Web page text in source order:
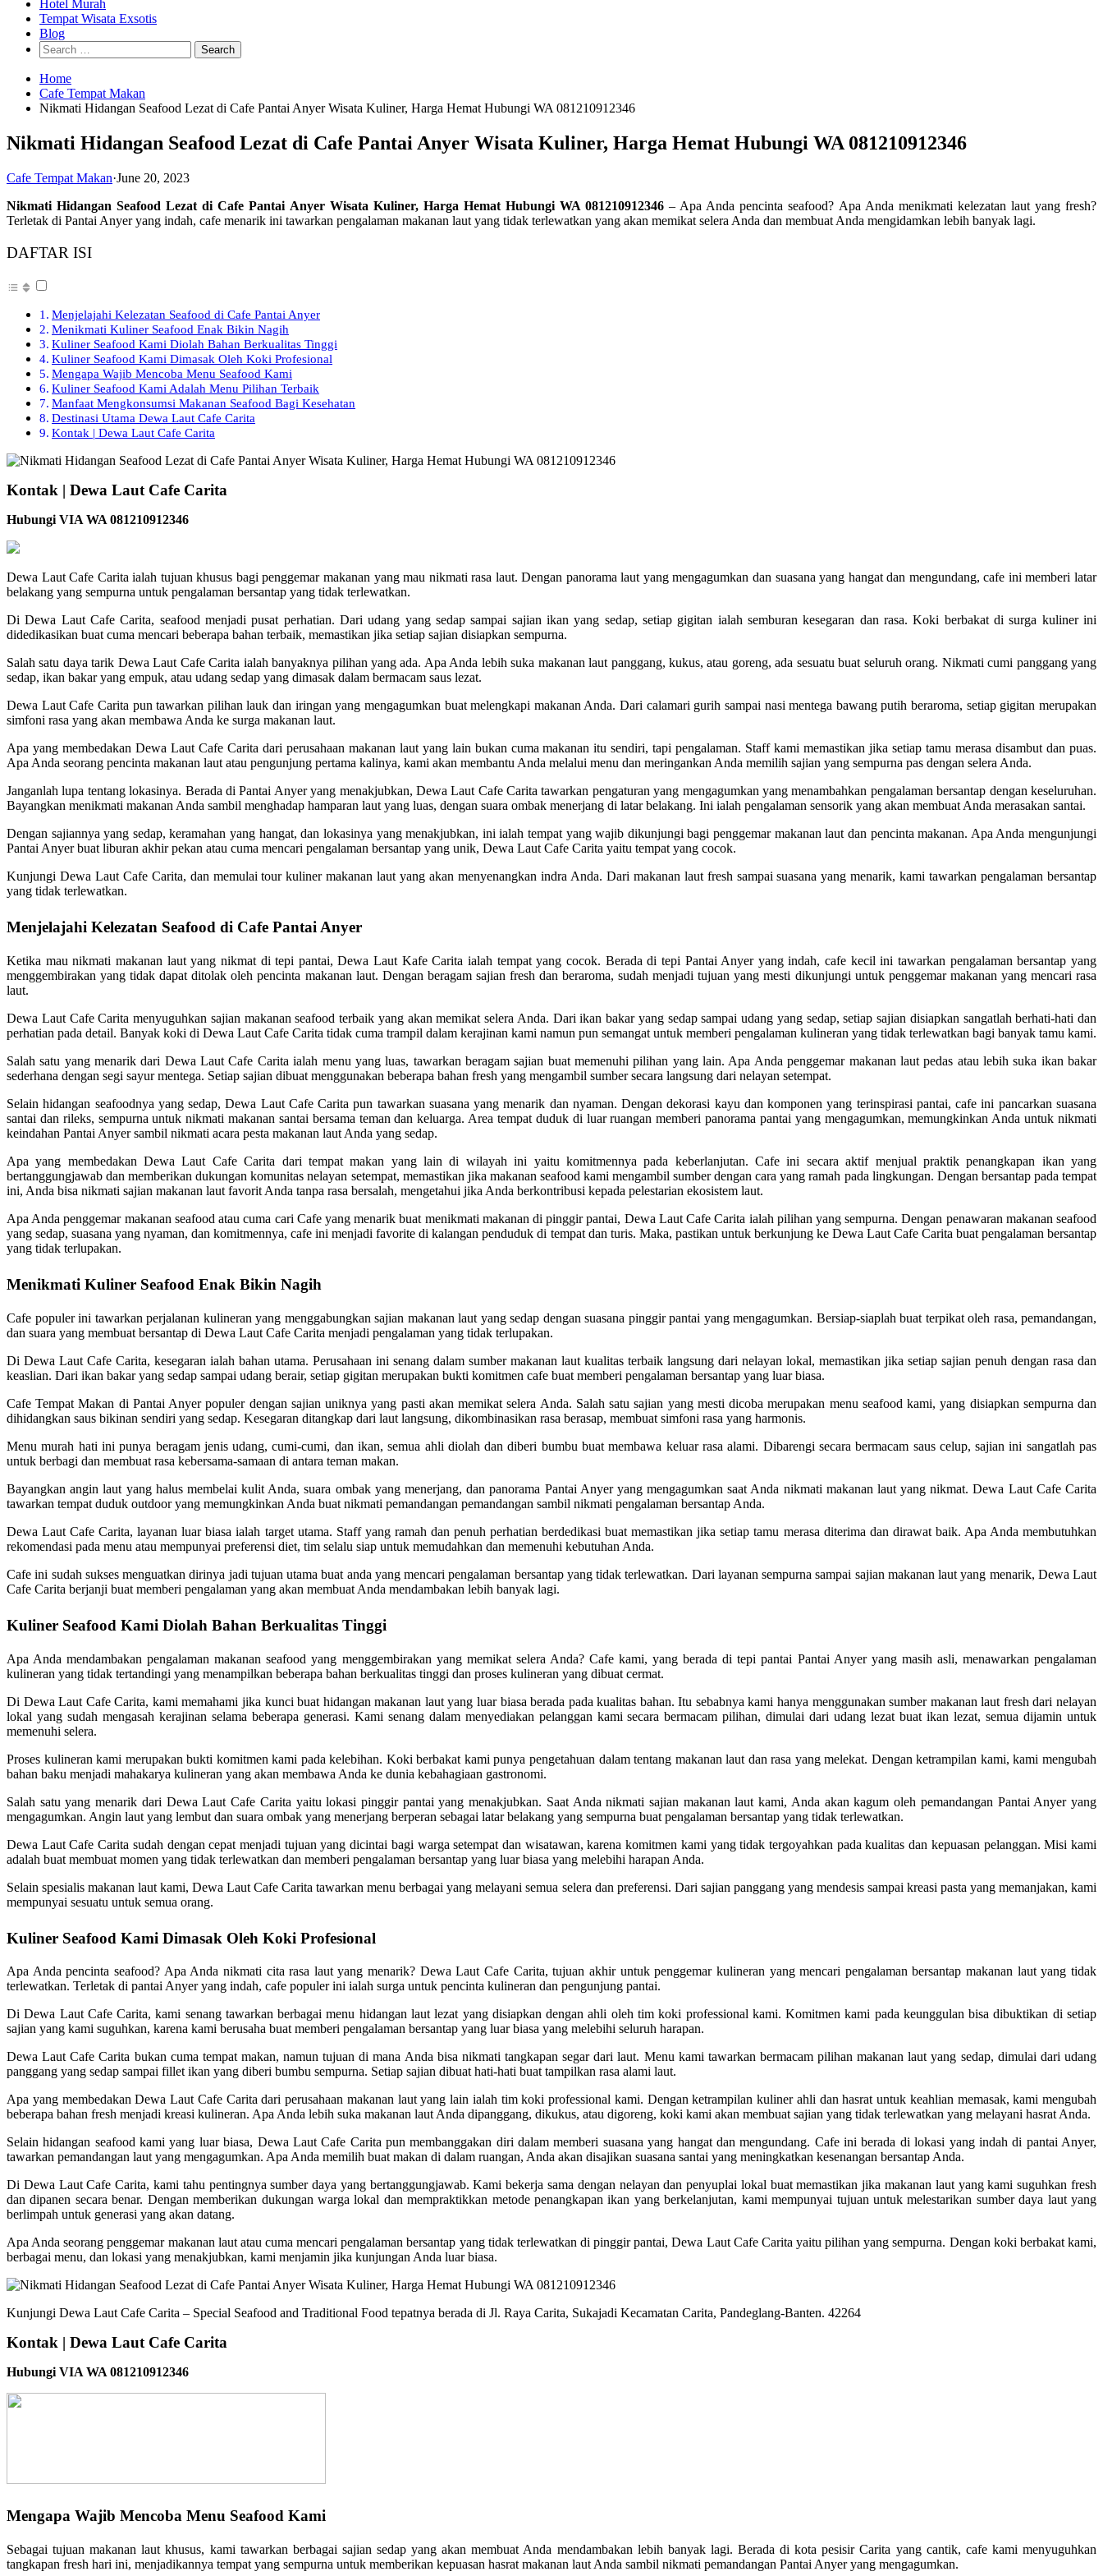
Hotel Murah
Tempat Wisata Exsotis
Blog
Search
for:
Home
Cafe Tempat Makan
Nikmati Hidangan Seafood Lezat di Cafe Pantai Anyer Wisata Kuliner, Harga Hemat Hubungi WA 081210912346
Nikmati Hidangan Seafood Lezat di Cafe Pantai Anyer Wisata Kuliner, Harga Hemat Hubungi WA 081210912346
Cafe Tempat Makan·June 20, 2023
Nikmati Hidangan Seafood Lezat di Cafe Pantai Anyer Wisata Kuliner, Harga Hemat Hubungi WA 081210912346 – Apa Anda pencinta seafood? Apa Anda menikmati kelezatan laut yang fresh?
Terletak di Pantai Anyer yang indah, cafe menarik ini tawarkan pengalaman makanan laut yang tidak terlewatkan yang akan memikat selera Anda dan membuat Anda mengidamkan lebih banyak lagi.
DAFTAR ISI
Menjelajahi Kelezatan Seafood di Cafe Pantai Anyer
Menikmati Kuliner Seafood Enak Bikin Nagih
Kuliner Seafood Kami Diolah Bahan Berkualitas Tinggi
Kuliner Seafood Kami Dimasak Oleh Koki Profesional
Mengapa Wajib Mencoba Menu Seafood Kami
Kuliner Seafood Kami Adalah Menu Pilihan Terbaik
Manfaat Mengkonsumsi Makanan Seafood Bagi Kesehatan
Destinasi Utama Dewa Laut Cafe Carita
Kontak | Dewa Laut Cafe Carita
Kontak | Dewa Laut Cafe Carita
Hubungi VIA WA 081210912346
Dewa Laut Cafe Carita ialah tujuan khusus bagi penggemar makanan yang mau nikmati rasa laut. Dengan panorama laut yang mengagumkan dan suasana yang hangat dan mengundang, cafe ini memberi latar
belakang yang sempurna untuk pengalaman bersantap yang tidak terlewatkan.
Di Dewa Laut Cafe Carita, seafood menjadi pusat perhatian. Dari udang yang sedap sampai sajian ikan yang sedap, setiap gigitan ialah semburan kesegaran dan rasa. Koki berbakat di surga kuliner ini
didedikasikan buat cuma mencari beberapa bahan terbaik, memastikan jika setiap sajian disiapkan sempurna.
Salah satu daya tarik Dewa Laut Cafe Carita ialah banyaknya pilihan yang ada. Apa Anda lebih suka makanan laut panggang, kukus, atau goreng, ada sesuatu buat seluruh orang. Nikmati cumi panggang yang
sedap, ikan bakar yang empuk, atau udang sedap yang dimasak dalam bermacam saus lezat.
Dewa Laut Cafe Carita pun tawarkan pilihan lauk dan iringan yang mengagumkan buat melengkapi makanan Anda. Dari calamari gurih sampai nasi mentega bawang putih beraroma, setiap gigitan merupakan
simfoni rasa yang akan membawa Anda ke surga makanan laut.
Apa yang membedakan Dewa Laut Cafe Carita dari perusahaan makanan laut yang lain bukan cuma makanan itu sendiri, tapi pengalaman. Staff kami memastikan jika setiap tamu merasa disambut dan puas.
Apa Anda seorang pencinta makanan laut atau pengunjung pertama kalinya, kami akan membantu Anda melalui menu dan meringankan Anda memilih sajian yang sempurna pas dengan selera Anda.
Janganlah lupa tentang lokasinya. Berada di Pantai Anyer yang menakjubkan, Dewa Laut Cafe Carita tawarkan pengaturan yang mengagumkan yang menambahkan pengalaman bersantap dengan keseluruhan.
Bayangkan menikmati makanan Anda sambil menghadap hamparan laut yang luas, dengan suara ombak menerjang di latar belakang. Ini ialah pengalaman sensorik yang akan membuat Anda merasakan santai.
Dengan sajiannya yang sedap, keramahan yang hangat, dan lokasinya yang menakjubkan, ini ialah tempat yang wajib dikunjungi bagi penggemar makanan laut dan pencinta makanan. Apa Anda mengunjungi
Pantai Anyer buat liburan akhir pekan atau cuma mencari pengalaman bersantap yang unik, Dewa Laut Cafe Carita yaitu tempat yang cocok.
Kunjungi Dewa Laut Cafe Carita, dan memulai tour kuliner makanan laut yang akan menyenangkan indra Anda. Dari makanan laut fresh sampai suasana yang menarik, kami tawarkan pengalaman bersantap
yang tidak terlewatkan.
Menjelajahi Kelezatan Seafood di Cafe Pantai Anyer
Ketika mau nikmati makanan laut yang nikmat di tepi pantai, Dewa Laut Kafe Carita ialah tempat yang cocok. Berada di tepi Pantai Anyer yang indah, cafe kecil ini tawarkan pengalaman bersantap yang
menggembirakan yang tidak dapat ditolak oleh pencinta makanan laut. Dengan beragam sajian fresh dan beraroma, sudah menjadi tujuan yang mesti dikunjungi untuk penggemar makanan yang mencari rasa
laut.
Dewa Laut Cafe Carita menyuguhkan sajian makanan seafood terbaik yang akan memikat selera Anda. Dari ikan bakar yang sedap sampai udang yang sedap, setiap sajian disiapkan sangatlah berhati-hati dan
perhatian pada detail. Banyak koki di Dewa Laut Cafe Carita tidak cuma trampil dalam kerajinan kami namun pun semangat untuk memberi pengalaman kulineran yang tidak terlewatkan bagi banyak tamu kami.
Salah satu yang menarik dari Dewa Laut Cafe Carita ialah menu yang luas, tawarkan beragam sajian buat memenuhi pilihan yang lain. Apa Anda penggemar makanan laut pedas atau lebih suka ikan bakar
sederhana dengan segi sayur mentega. Setiap sajian dibuat menggunakan beberapa bahan fresh yang mengambil sumber secara langsung dari nelayan setempat.
Selain hidangan seafoodnya yang sedap, Dewa Laut Cafe Carita pun tawarkan suasana yang menarik dan nyaman. Dengan dekorasi kayu dan komponen yang terinspirasi pantai, cafe ini pancarkan suasana
santai dan rileks, sempurna untuk nikmati makanan santai bersama teman dan keluarga. Area tempat duduk di luar ruangan memberi panorama pantai yang mengagumkan, memungkinkan Anda untuk nikmati
keindahan Pantai Anyer sambil nikmati acara pesta makanan laut Anda yang sedap.
Apa yang membedakan Dewa Laut Cafe Carita dari tempat makan yang lain di wilayah ini yaitu komitmennya pada keberlanjutan. Cafe ini secara aktif menjual praktik penangkapan ikan yang
bertanggungjawab dan memberikan dukungan komunitas nelayan setempat, memastikan jika makanan seafood kami mengambil sumber dengan cara yang ramah pada lingkungan. Dengan bersantap pada tempat
ini, Anda bisa nikmati sajian makanan laut favorit Anda tanpa rasa bersalah, mengetahui jika Anda berkontribusi kepada pelestarian ekosistem laut.
Apa Anda penggemar makanan seafood atau cuma cari Cafe yang menarik buat menikmati makanan di pinggir pantai, Dewa Laut Cafe Carita ialah pilihan yang sempurna. Dengan penawaran makanan seafood
yang sedap, suasana yang nyaman, dan komitmennya, cafe ini menjadi favorite di kalangan penduduk di tempat dan turis. Maka, pastikan untuk berkunjung ke Dewa Laut Cafe Carita buat pengalaman bersantap
yang tidak terlupakan.
Menikmati Kuliner Seafood Enak Bikin Nagih
Cafe populer ini tawarkan perjalanan kulineran yang menggabungkan sajian makanan laut yang sedap dengan suasana pinggir pantai yang mengagumkan. Bersiap-siaplah buat terpikat oleh rasa, pemandangan,
dan suara yang membuat bersantap di Dewa Laut Cafe Carita menjadi pengalaman yang tidak terlupakan.
Di Dewa Laut Cafe Carita, kesegaran ialah bahan utama. Perusahaan ini senang dalam sumber makanan laut kualitas terbaik langsung dari nelayan lokal, memastikan jika setiap sajian penuh dengan rasa dan
keaslian. Dari ikan bakar yang sedap sampai udang berair, setiap gigitan merupakan bukti komitmen cafe buat memberi pengalaman bersantap yang luar biasa.
Cafe Tempat Makan di Pantai Anyer populer dengan sajian uniknya yang pasti akan memikat selera Anda. Salah satu sajian yang mesti dicoba merupakan menu seafood kami, yang disiapkan sempurna dan
dihidangkan saus bikinan sendiri yang sedap. Kesegaran ditangkap dari laut langsung, dikombinasikan rasa berasap, membuat simfoni rasa yang harmonis.
Menu murah hati ini punya beragam jenis udang, cumi-cumi, dan ikan, semua ahli diolah dan diberi bumbu buat membawa keluar rasa alami. Dibarengi secara bermacam saus celup, sajian ini sangatlah pas
untuk berbagi dan membuat rasa kebersama-samaan di antara teman makan.
Bayangkan angin laut yang halus membelai kulit Anda, suara ombak yang menerjang, dan panorama Pantai Anyer yang mengagumkan saat Anda nikmati makanan laut yang nikmat. Dewa Laut Cafe Carita
tawarkan tempat duduk outdoor yang memungkinkan Anda buat nikmati pemandangan pemandangan sambil nikmati pengalaman bersantap Anda.
Dewa Laut Cafe Carita, layanan luar biasa ialah target utama. Staff yang ramah dan penuh perhatian berdedikasi buat memastikan jika setiap tamu merasa diterima dan dirawat baik. Apa Anda membutuhkan
rekomendasi pada menu atau mempunyai preferensi diet, tim selalu siap untuk memudahkan dan memenuhi kebutuhan Anda.
Cafe ini sudah sukses menguatkan dirinya jadi tujuan utama buat anda yang mencari pengalaman bersantap yang tidak terlewatkan. Dari layanan sempurna sampai sajian makanan laut yang menarik, Dewa Laut
Cafe Carita berjanji buat memberi pengalaman yang akan membuat Anda mendambakan lebih banyak lagi.
Kuliner Seafood Kami Diolah Bahan Berkualitas Tinggi
Apa Anda mendambakan pengalaman makanan seafood yang menggembirakan yang memikat selera Anda? Cafe kami, yang berada di tepi pantai Pantai Anyer yang masih asli, menawarkan pengalaman
kulineran yang tidak tertandingi yang menampilkan beberapa bahan berkualitas tinggi dan proses kulineran yang dibuat cermat.
Di Dewa Laut Cafe Carita, kami memahami jika kunci buat hidangan makanan laut yang luar biasa berada pada kualitas bahan. Itu sebabnya kami hanya menggunakan sumber makanan laut fresh dari nelayan
lokal yang sudah mengasah kerajinan selama beberapa generasi. Kami senang dalam menyediakan pelanggan kami secara bermacam pilihan, dimulai dari udang lezat buat ikan lezat, semua dijamin untuk
memenuhi selera.
Proses kulineran kami merupakan bukti komitmen kami pada kelebihan. Koki berbakat kami punya pengetahuan dalam tentang makanan laut dan rasa yang melekat. Dengan ketrampilan kami, kami mengubah
bahan baku menjadi mahakarya kulineran yang akan membawa Anda ke dunia kebahagiaan gastronomi.
Salah satu yang menarik dari Dewa Laut Cafe Carita yaitu lokasi pinggir pantai yang menakjubkan. Saat Anda nikmati sajian makanan laut kami, Anda akan kagum oleh pemandangan Pantai Anyer yang
mengagumkan. Angin laut yang lembut dan suara ombak yang menerjang berperan sebagai latar belakang yang sempurna buat pengalaman bersantap yang tidak terlewatkan.
Dewa Laut Cafe Carita sudah dengan cepat menjadi tujuan yang dicintai bagi warga setempat dan wisatawan, karena komitmen kami yang tidak tergoyahkan pada kualitas dan kepuasan pelanggan. Misi kami
adalah buat membuat momen yang tidak terlewatkan dan memberi pengalaman bersantap yang luar biasa yang melebihi harapan Anda.
Selain spesialis makanan laut kami, Dewa Laut Cafe Carita tawarkan menu berbagai yang melayani semua selera dan preferensi. Dari sajian panggang yang mendesis sampai kreasi pasta yang memanjakan, kami
mempunyai sesuatu untuk semua orang.
Kuliner Seafood Kami Dimasak Oleh Koki Profesional
Apa Anda pencinta seafood? Apa Anda nikmati cita rasa laut yang menarik? Dewa Laut Cafe Carita, tujuan akhir untuk penggemar kulineran yang mencari pengalaman bersantap makanan laut yang tidak
terlewatkan. Terletak di pantai Anyer yang indah, cafe populer ini ialah surga untuk pencinta kulineran dan pengunjung pantai.
Di Dewa Laut Cafe Carita, kami senang tawarkan berbagai menu hidangan laut lezat yang disiapkan dengan ahli oleh tim koki professional kami. Komitmen kami pada keunggulan bisa dibuktikan di setiap
sajian yang kami suguhkan, karena kami berusaha buat memberi pengalaman bersantap yang luar biasa yang melebihi seluruh harapan.
Dewa Laut Cafe Carita bukan cuma tempat makan, namun tujuan di mana Anda bisa nikmati tangkapan segar dari laut. Menu kami tawarkan bermacam pilihan makanan laut yang sedap, dimulai dari udang
panggang yang sedap sampai fillet ikan yang diberi bumbu sempurna. Setiap sajian dibuat hati-hati buat tampilkan rasa alami laut.
Apa yang membedakan Dewa Laut Cafe Carita dari perusahaan makanan laut yang lain ialah tim koki professional kami. Dengan ketrampilan kuliner ahli dan hasrat untuk keahlian memasak, kami mengubah
beberapa bahan fresh menjadi kreasi kulineran. Apa Anda lebih suka makanan laut Anda dipanggang, dikukus, atau digoreng, koki kami akan membuat sajian yang tidak terlewatkan yang melayani hasrat Anda.
Selain hidangan seafood kami yang luar biasa, Dewa Laut Cafe Carita pun membanggakan diri dalam memberi suasana yang hangat dan mengundang. Cafe ini berada di lokasi yang indah di pantai Anyer,
tawarkan pemandangan laut yang mengagumkan. Apa Anda memilih buat makan di dalam ruangan, Anda akan disajikan suasana santai yang meningkatkan kesenangan bersantap Anda.
Di Dewa Laut Cafe Carita, kami tahu pentingnya sumber daya yang bertanggungjawab. Kami bekerja sama dengan nelayan dan penyuplai lokal buat memastikan jika makanan laut yang kami suguhkan fresh
dan dipanen secara benar. Dengan memberikan dukungan warga lokal dan mempraktikkan metode penangkapan ikan yang berkelanjutan, kami mempunyai tujuan untuk melestarikan sumber daya laut yang
berlimpah untuk generasi yang akan datang.
Apa Anda seorang penggemar makanan laut atau cuma mencari pengalaman bersantap yang tidak terlewatkan di pinggir pantai, Dewa Laut Cafe Carita yaitu pilihan yang sempurna. Dengan koki berbakat kami,
berbagai menu, dan lokasi yang menakjubkan, kami menjamin jika kunjungan Anda luar biasa.
Kunjungi Dewa Laut Cafe Carita – Special Seafood and Traditional Food tepatnya berada di Jl. Raya Carita, Sukajadi Kecamatan Carita, Pandeglang-Banten. 42264
Kontak | Dewa Laut Cafe Carita
Hubungi VIA WA 081210912346
Mengapa Wajib Mencoba Menu Seafood Kami
Sebagai tujuan makanan laut khusus, kami tawarkan berbagai sajian sedap yang akan membuat Anda mendambakan lebih banyak lagi. Berada di kota pesisir Carita yang cantik, cafe kami menyuguhkan
tangkapan fresh hari ini, menjadikannya tempat yang sempurna untuk memberikan kepuasan hasrat makanan laut Anda sambil nikmati pemandangan Pantai Anyer yang mengagumkan.